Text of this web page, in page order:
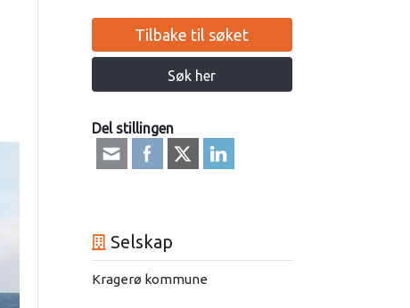
Tilbake til søket
Søk her
Del stillingen
Selskap
Kragerø kommune